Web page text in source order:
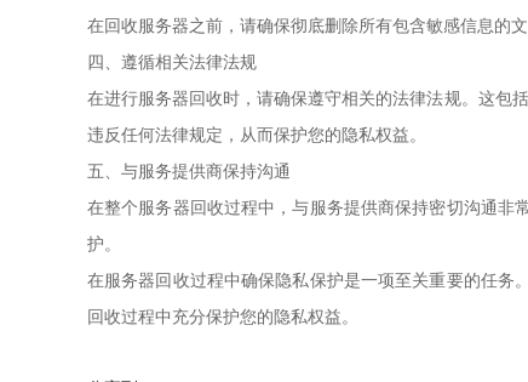
在回收服务器之前，请确保彻底删除所有包含敏感信息的
四、遵循相关法律法规
在进行服务器回收时，请确保遵守相关的法律法规。这包
违反任何法律规定，从而保护您的隐私权益。
五、与服务提供商保持沟通
在整个服务器回收过程中，与服务提供商保持密切沟通非
护。
在服务器回收过程中确保隐私保护是一项至关重要的任务
回收过程中充分保护您的隐私权益。